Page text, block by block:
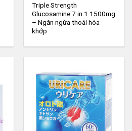
Triple Strength
Glucosamine 7 in 1 1500mg
– Ngăn ngừa thoái hóa
khớp